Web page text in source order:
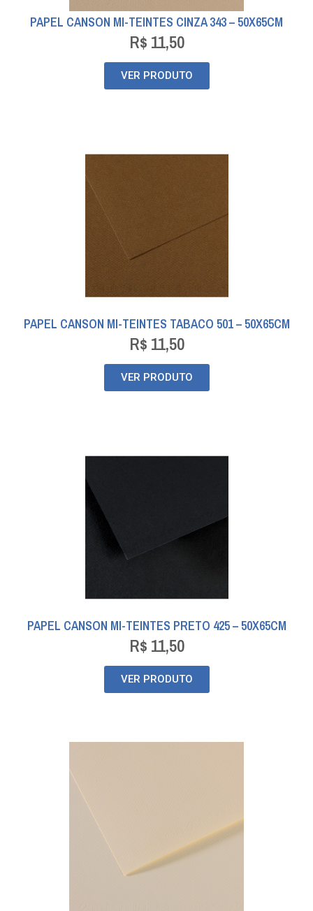
PAPEL CANSON MI-TEINTES CINZA 343 – 50X65CM
R$ 11,50
VER PRODUTO
PAPEL CANSON MI-TEINTES TABACO 501 – 50X65CM
R$ 11,50
VER PRODUTO
PAPEL CANSON MI-TEINTES PRETO 425 – 50X65CM
R$ 11,50
VER PRODUTO